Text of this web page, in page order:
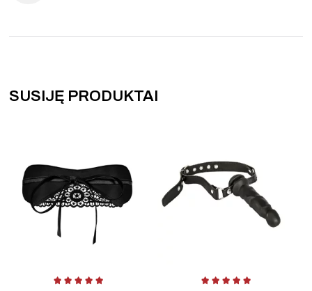
SUSIJĘ PRODUKTAI
Įvertinimas:5.00